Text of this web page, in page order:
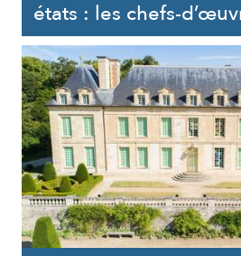
états : les chefs-